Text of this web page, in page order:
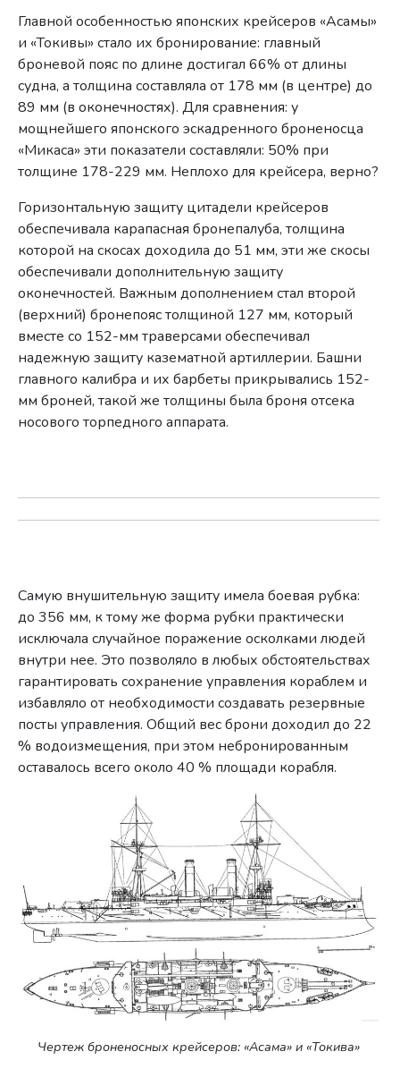
Главной особенностью японских крейсеров «Асамы»
и «Токивы» стало их бронирование: главный
броневой пояс по длине достигал 66% от длины
судна, а толщина составляла от 178 мм (в центре) до
89 мм (в оконечностях). Для сравнения: у
мощнейшего японского эскадренного броненосца
«Микаса» эти показатели составляли: 50% при
толщине 178-229 мм. Неплохо для крейсера, верно?
Горизонтальную защиту цитадели крейсеров
обеспечивала карапасная бронепалуба, толщина
которой на скосах доходила до 51 мм, эти же скосы
обеспечивали дополнительную защиту
оконечностей. Важным дополнением стал второй
(верхний) бронепояс толщиной 127 мм, который
вместе со 152-мм траверсами обеспечивал
надежную защиту казематной артиллерии. Башни
главного калибра и их барбеты прикрывались 152-
мм броней, такой же толщины была броня отсека
носового торпедного аппарата.
Самую внушительную защиту имела боевая рубка:
до 356 мм, к тому же форма рубки практически
исключала случайное поражение осколками людей
внутри нее. Это позволяло в любых обстоятельствах
гарантировать сохранение управления кораблем и
избавляло от необходимости создавать резервные
посты управления. Общий вес брони доходил до 22
% водоизмещения, при этом небронированным
оставалось всего около 40 % площади корабля.
Чертеж броненосных крейсеров: «Асама» и «Токива»